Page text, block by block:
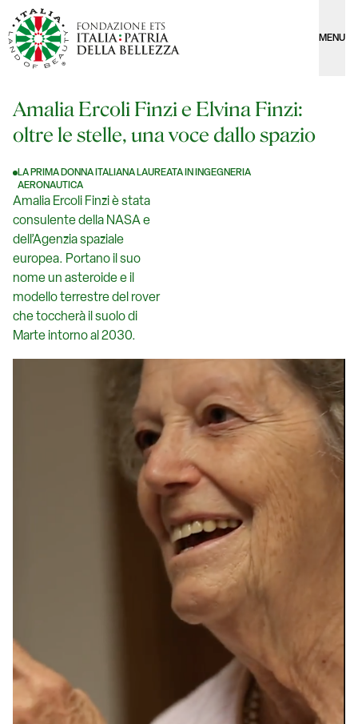
MENU
Amalia Ercoli Finzi e Elvina Finzi:
oltre le stelle, una voce dallo spazio
LA PRIMA DONNA ITALIANA LAUREATA IN INGEGNERIA
AERONAUTICA
Amalia Ercoli Finzi è stata
consulente della NASA e
dell’Agenzia spaziale
europea. Portano il suo
nome un asteroide e il
modello terrestre del rover
che toccherà il suolo di
Marte intorno al 2030.